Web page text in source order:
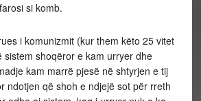
si komb.
i komunizmit (kur them këto 25 vitet
sistem shoqëror e kam urryer dhe
kam marrë pjesë në shtyrjen e tij
ndotjen që shoh e ndjejë sot për rreth